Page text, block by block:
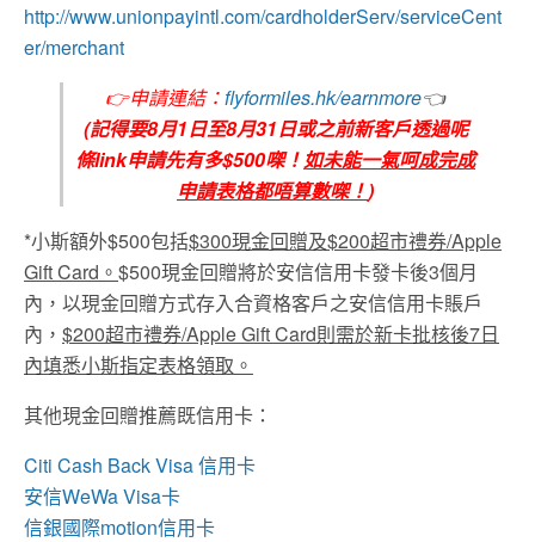
http://www.unionpayintl.com/cardholderServ/serviceCent
er/merchant
👉申請連結： flyformiles.hk/earnmore👈
(記得要8月1日至8月31日或之前新客戶透過呢
條link申請先有多$500㗎！ 如未能一氣呵成完成
申請表格都唔算數㗎！)
*小斯額外$500包括$300現金回贈及$200超市禮券/Apple
Gift Card。 $500現金回贈將於安信信用卡發卡後3個月
內，以現金回贈方式存入合資格客戶之安信信用卡賬戶
內， $200超市禮券/Apple Gift Card則需於新卡批核後7日
內填悉小斯指定表格領取。
其他現金回贈推薦既信用卡：
Citi Cash Back Visa 信用卡
安信WeWa Visa卡
信銀國際motion信用卡